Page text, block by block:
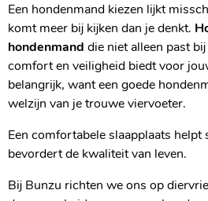
Een hondenmand kiezen lijkt
komt meer bij kijken dan je denkt.
hondenmand die niet alleen past
comfort en veiligheid biedt voor
belangrijk, want een goede
welzijn van je trouwe viervoeter.
Een comfortabele slaapplaats helpt
bevordert de kwaliteit van leven.
Bij Bunzu richten we ons op